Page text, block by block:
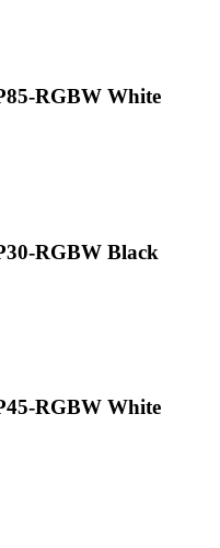
RGBW White
RGBW Black
RGBW White